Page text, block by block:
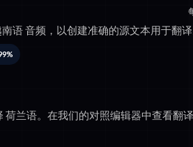
语 音频，以创建准确的源文本用于翻译
荷兰语。在我们的对照编辑器中查看翻译